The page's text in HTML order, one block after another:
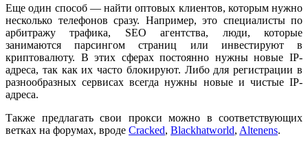
Еще один способ — найти оптовых клиентов, которым нужно
несколько телефонов сразу. Например, это специалисты по
арбитражу трафика, SEO агентства, люди, которые
занимаются парсингом страниц или инвестируют в
криптовалюту. В этих сферах постоянно нужны новые IP-
адреса, так как их часто блокируют. Либо для регистрации в
разнообразных сервисах всегда нужны новые и чистые IP-
адреса.
Также предлагать свои прокси можно в соответствующих
ветках на форумах, вроде Cracked, Blackhatworld, Altenens.